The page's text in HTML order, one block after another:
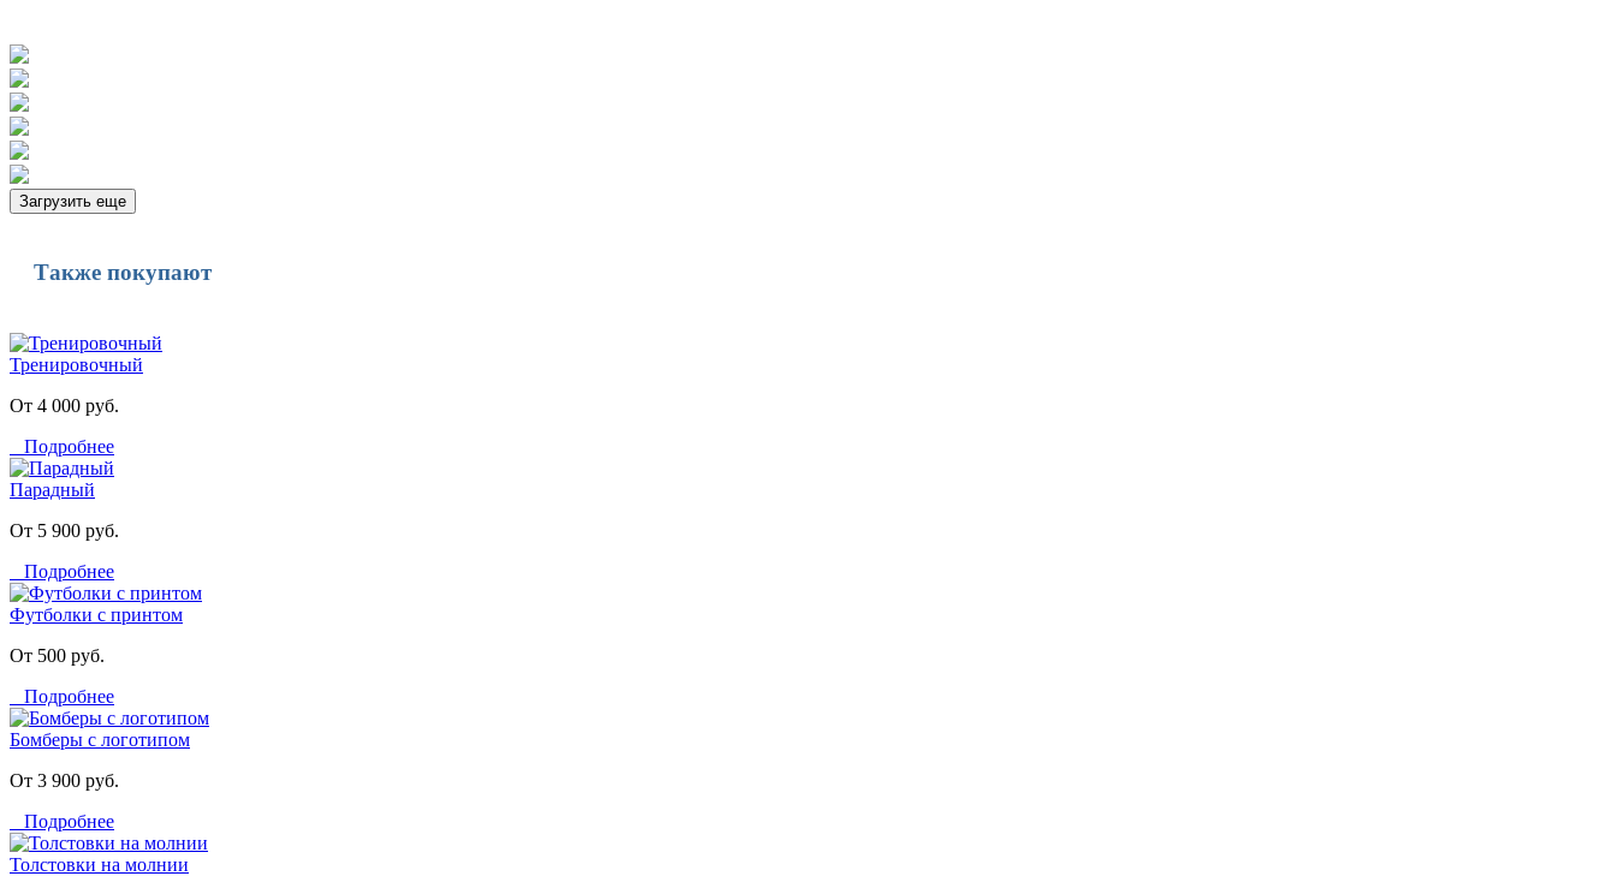
Загрузить еще
Также покупают
Тренировочный
От 4 000 руб.
Подробнее
Парадный
От 5 900 руб.
Подробнее
Футболки с принтом
От 500 руб.
Подробнее
Бомберы с логотипом
От 3 900 руб.
Подробнее
Толстовки на молнии